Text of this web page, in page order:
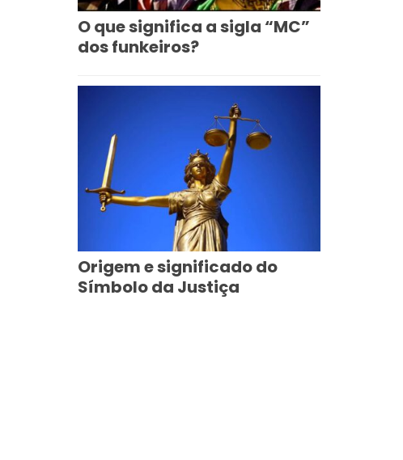
O que significa a sigla “MC”
dos funkeiros?
Origem e significado do
Símbolo da Justiça